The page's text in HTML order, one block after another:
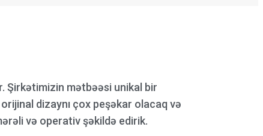
Şirkətimizin mətbəəsi unikal bir
dizaynı çox peşəkar olacaq və
və operativ şəkildə edirik.